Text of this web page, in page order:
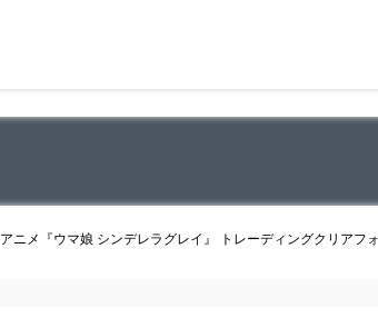
アニメ『ウマ娘 シンデレラグレイ』 トレーディングクリアフ